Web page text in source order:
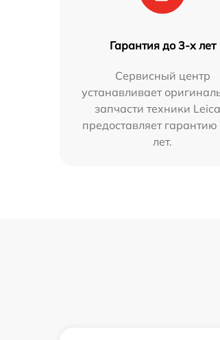
Гарантия до 3-х лет
Сервисный центр
устанавливает
запчасти техники
предоставляет гарантию
лет.